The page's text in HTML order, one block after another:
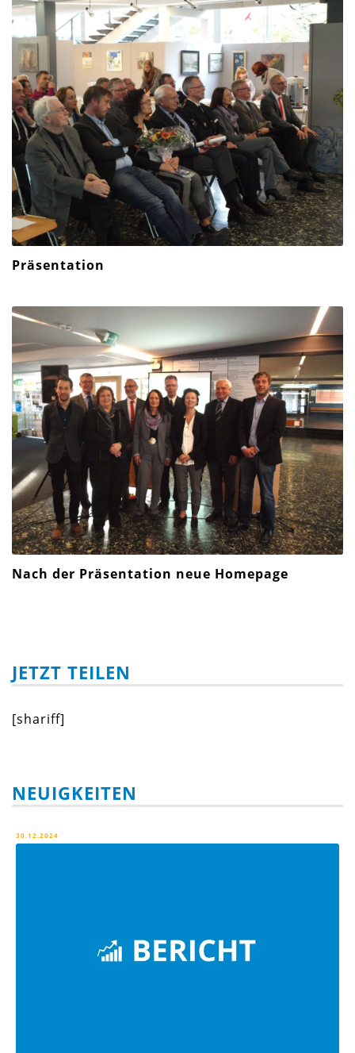
Präsentation
Nach der Präsentation neue Homepage
JETZT TEILEN
[shariff]
NEUIGKEITEN
30.12.2024